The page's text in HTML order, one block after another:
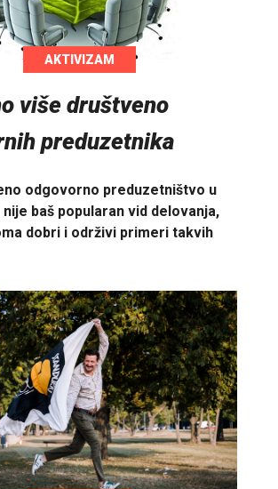
AKTIVIZAM
više društveno
preduzetnika
odgovorno preduzetništvo u
baš popularan vid delovanja,
dobri i održivi primeri takvih